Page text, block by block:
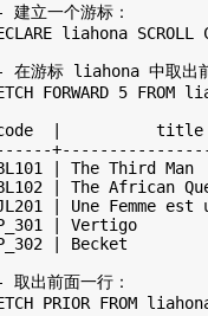
建立一个游标：
liahona SCROLL
在游标 liahona 中取出
FORWARD 5 FROM
|          title
| The Third
| The African
| Une Femme
| Vertigo
| Becket
取出前面一行：
PRIOR FROM